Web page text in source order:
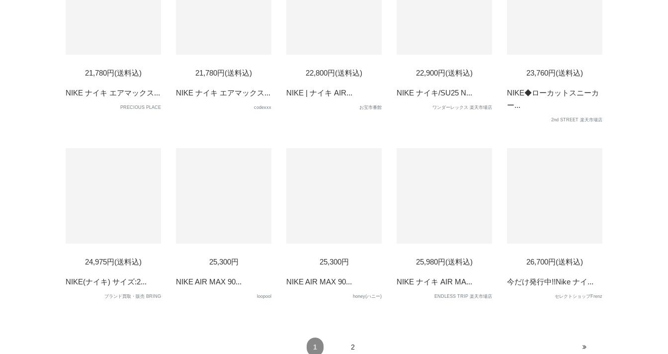
21,780円(送料込)
NIKE ナイキ エアマックス...
PRECIOUS PLACE
21,780円(送料込)
NIKE ナイキ エアマックス...
codexxx
SOLD
OUT
22,800円(送料込)
NIKE | ナイキ AIR...
お宝市番館
SOLD
OUT
22,900円(送料込)
NIKE ナイキ/SU25 N...
ワンダーレックス 楽天市場店
23,760円(送料込)
NIKE◆ローカットスニーカ
ー...
2nd STREET 楽天市場店
SOLD
OUT
24,975円(送料込)
NIKE(ナイキ) サイズ:2...
ブランド買取・販売 BRING
SOLD
OUT
25,300円
NIKE AIR MAX 90...
loopool
SOLD
OUT
25,300円
NIKE AIR MAX 90...
honey(ハニー)
25,980円(送料込)
NIKE ナイキ AIR MA...
ENDLESS TRIP 楽天市場店
26,700円(送料込)
今だけ発行中!!Nike ナイ...
セレクトショップFrenz
1 2